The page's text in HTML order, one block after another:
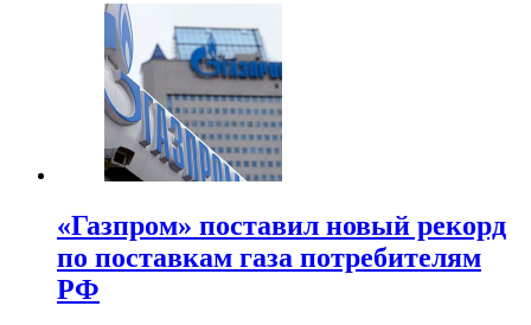
«Газпром» поставил новый рекорд
по поставкам газа потребителям
РФ